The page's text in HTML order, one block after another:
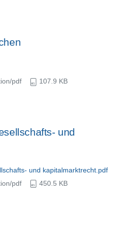
pdf
107.9 KB
und
und kapitalmarktrecht.pdf
pdf
450.5 KB